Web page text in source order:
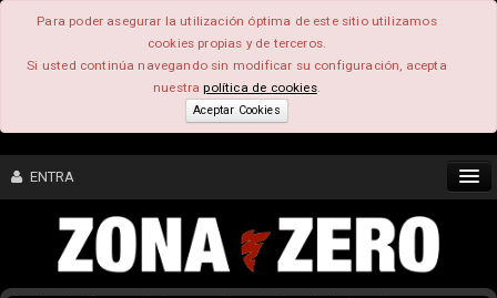
Para poder asegurar la utilización óptima de este sitio utilizamos
cookies propias y de terceros.
Si usted continúa navegando sin modificar su configuración, acepta
nuestrapolítica de cookies.
Aceptar Cookies
ENTRA
CONTENIDO